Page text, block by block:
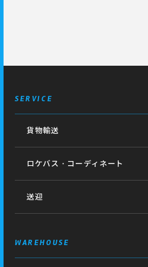
SERVICE
貨物輸送
ロケバス・コーディネート
送迎
WAREHOUSE